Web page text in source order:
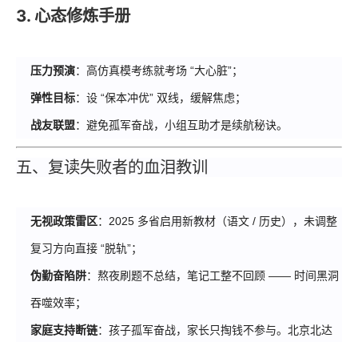
3. 心态修炼手册
压力预演：高仿真模考练就考场 “大心脏”；
弹性目标：设 “保本冲优” 双线，缓解焦虑；
战友联盟：避免孤军奋战，小组互助才是续航秘诀。
五、 复读失败者的血泪教训
无视政策雷区：2025 多省启用新教材（语文 / 历史），未调整
复习方向直接 “脱轨”；
伪勤奋陷阱：熬夜刷题不总结，笔记工整不回顾 —— 时间黑洞
吞噬效率；
家庭支持断链：孩子孤军奋战，家长只掏钱不参与。北京北达